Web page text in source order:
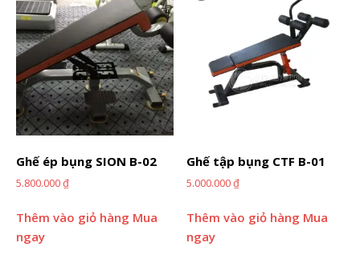
Ghế ép bụng SION B-02
5.800.000₫
Thêm vào giỏ hàng Mua
ngay
Ghế tập bụng CTF B-01
5.000.000₫
Thêm vào giỏ hàng Mua
ngay